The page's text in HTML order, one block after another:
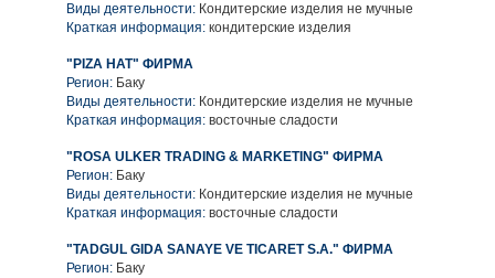
Виды деятельности: Кондитерские изделия не мучные
Краткая информация: кондитерские изделия
"PIZA HAT" ФИРМА
Регион: Баку
Виды деятельности: Кондитерские изделия не мучные
Краткая информация: восточные сладости
"ROSA ULKER TRADING & MARKETING" ФИРМА
Регион: Баку
Виды деятельности: Кондитерские изделия не мучные
Краткая информация: восточные сладости
"TADGUL GIDA SANAYE VE TICARET S.A." ФИРМА
Регион: Баку